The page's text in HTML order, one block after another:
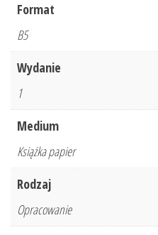
Format
B5
Wydanie
1
Medium
Książka papier
Rodzaj
Opracowanie